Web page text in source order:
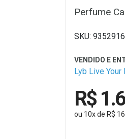
Perfume
Lyb Live Your
R$
ou 10xde R$